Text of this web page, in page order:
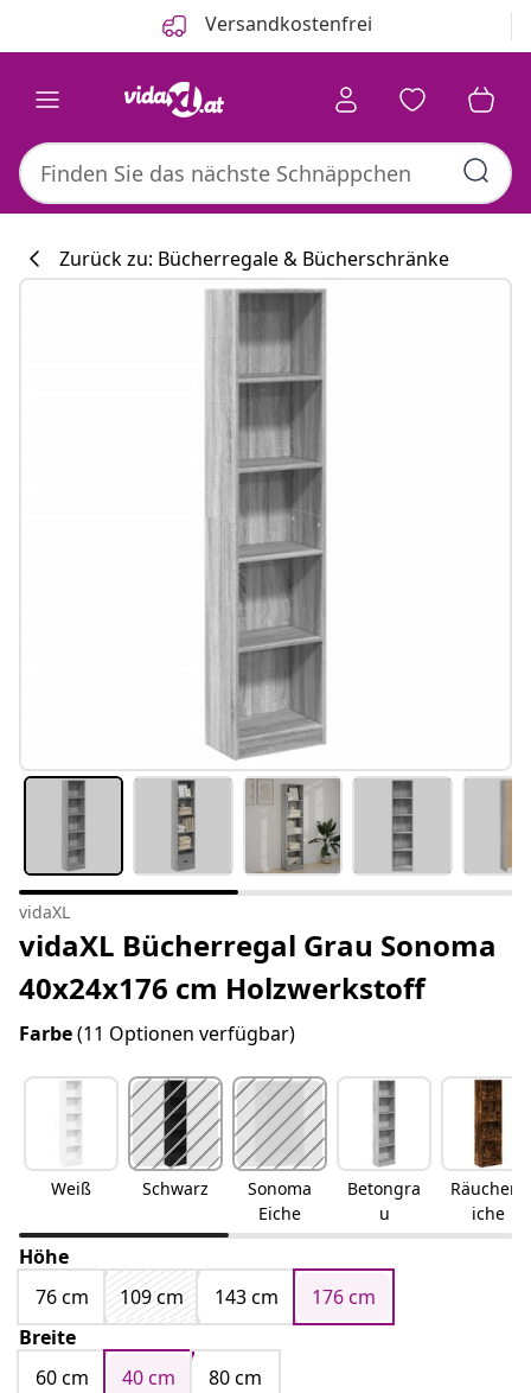
Versandkostenfrei
Zurück zu: Bücherregale & Bücherschränke
vidaXL
vidaXL Bücherregal Grau Sonoma
40x24x176 cm Holzwerkstoff
Farbe(11 Optionen verfügbar)
Weiß Schwarz
Sonoma
Eiche
Betongra
u
Räuchere
iche
Höhe
76 cm
109 cm 143 cm
176 cm
Breite
60 cm
40 cm 80 cm